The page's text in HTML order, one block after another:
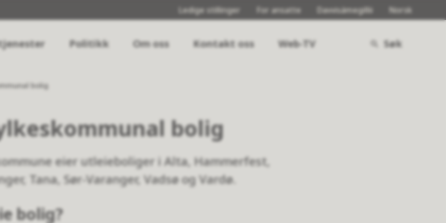
Ledige stillinger For ansatte Davvisámegillii Norsk
Politikk Om oss Kontakt oss Web-TV Søk
bolig
bolig
eier utleieboliger i Alta, Hammerfest,
Tana, Sør-Varanger, Vadsø og Vardø.
bolig?